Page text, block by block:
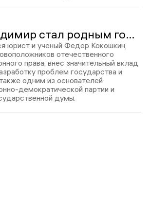
Как Владимир стал родным городом для Федора Кокошкина - одного из основоположников российского конституционного права
юрист и ученый Федор Кокошкин,
отечественного
права, внес значительный вклад
проблем государства и
одним из основателей
демократической партии и
думы.